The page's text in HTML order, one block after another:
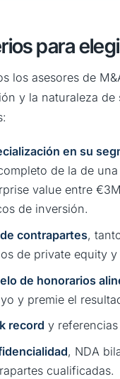
para
los asesores de
y la naturaleza
en su
de la de
value entre
de inversión.
contrapartes,
de private equity
de honorarios
y premie el
record y
, NDA
cualificadas.